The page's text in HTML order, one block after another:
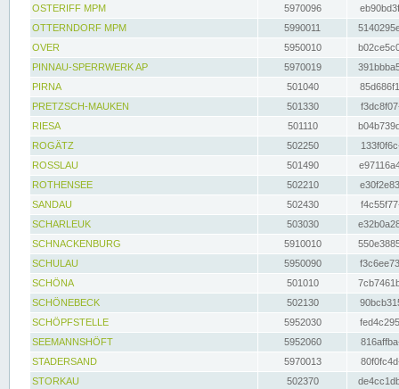
OSTERIFF MPM
5970096
OTTERNDORF MPM
5990011
OVER
5950010
PINNAU-SPERRWERK AP
5970019
PIRNA
501040
PRETZSCH-MAUKEN
501330
RIESA
501110
ROGÄTZ
502250
ROSSLAU
501490
ROTHENSEE
502210
SANDAU
502430
SCHARLEUK
503030
SCHNACKENBURG
5910010
SCHULAU
5950090
SCHÖNA
501010
SCHÖNEBECK
502130
SCHÖPFSTELLE
5952030
SEEMANNSHÖFT
5952060
STADERSAND
5970013
STORKAU
502370